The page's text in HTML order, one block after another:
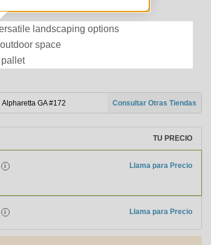
landscaping options
space
Alpharetta GA #172 Consultar Otras Tiendas
TU PRECIO
i Llama para Precio
i Llama para Precio